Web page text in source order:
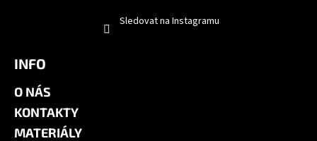
Sledovat na Instagramu
INFO
O NÁS
KONTAKTY
MATERIÁLY